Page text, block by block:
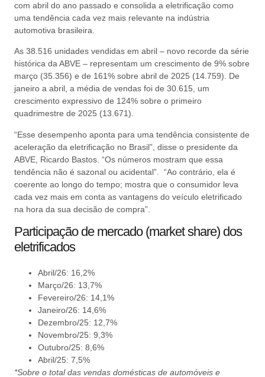
com abril do ano passado e consolida a eletrificação como
uma tendência cada vez mais relevante na indústria
automotiva brasileira.
As 38.516 unidades vendidas em abril – novo recorde da série
histórica da ABVE – representam um crescimento de 9% sobre
março (35.356) e de 161% sobre abril de 2025 (14.759). De
janeiro a abril, a média de vendas foi de 30.615, um
crescimento expressivo de 124% sobre o primeiro
quadrimestre de 2025 (13.671).
“Esse desempenho aponta para uma tendência consistente de
aceleração da eletrificação no Brasil”, disse o presidente da
ABVE, Ricardo Bastos. “Os números mostram que essa
tendência não é sazonal ou acidental”. “Ao contrário, ela é
coerente ao longo do tempo; mostra que o consumidor leva
cada vez mais em conta as vantagens do veículo eletrificado
na hora da sua decisão de compra”.
Participação de mercado (market share) dos
eletrificados
Abril/26: 16,2%
Março/26: 13,7%
Fevereiro/26: 14,1%
Janeiro/26: 14,6%
Dezembro/25: 12,7%
Novembro/25: 9,3%
Outubro/25: 8,6%
Abril/25: 7,5%
*Sobre o total das vendas domésticas de automóveis e